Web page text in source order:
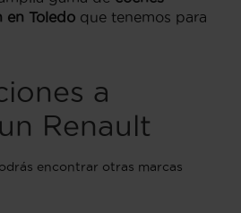
en Toledo que tenemos para
a
Renault
encontrar otras marcas